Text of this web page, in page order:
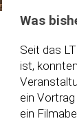
Was
Seit das
ist,
ein
ein